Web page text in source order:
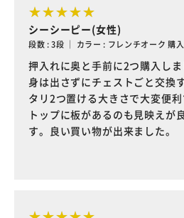
シーシーピー(女性)
段数 : 3段 ｜ カラー : フレンチオーク 購入
押入れに奥と手前に2つ購入し
身は出さずにチェストごと交換
タリ2つ置ける大きさで大変便
トップに板があるのも見映えが
す。良い買い物が出来ました。